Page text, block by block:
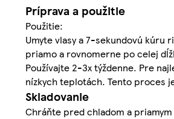
Príprava a použitie
Použitie:
Umyte vlasy a 7-sekundovú kúru
priamo a rovnomerne po celej
Používajte 2-3x týždenne. Pre
nízkych teplotách. Tento proces
Skladovanie
Chráňte pred chladom a